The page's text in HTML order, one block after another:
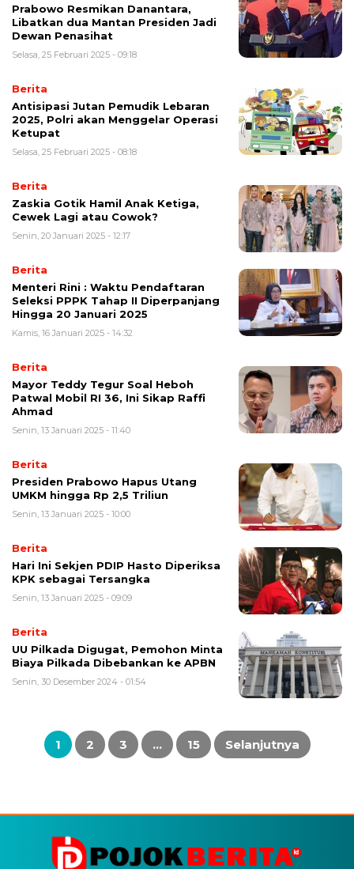
Prabowo Resmikan Danantara,
Libatkan dua Mantan Presiden Jadi
Dewan Penasihat
Selasa, 25 Februari 2025 - 09:18
Berita
Antisipasi Jutan Pemudik Lebaran
2025, Polri akan Menggelar Operasi
Ketupat
Selasa, 25 Februari 2025 - 08:18
Berita
Zaskia Gotik Hamil Anak Ketiga,
Cewek Lagi atau Cowok?
Senin, 20 Januari 2025 - 12:17
Berita
Menteri Rini : Waktu Pendaftaran
Seleksi PPPK Tahap II Diperpanjang
Hingga 20 Januari 2025
Kamis, 16 Januari 2025 - 14:32
Berita
Mayor Teddy Tegur Soal Heboh
Patwal Mobil RI 36, Ini Sikap Raffi
Ahmad
Senin, 13 Januari 2025 - 11:40
Berita
Presiden Prabowo Hapus Utang
UMKM hingga Rp 2,5 Triliun
Senin, 13 Januari 2025 - 10:00
Berita
Hari Ini Sekjen PDIP Hasto Diperiksa
KPK sebagai Tersangka
Senin, 13 Januari 2025 - 09:09
Berita
UU Pilkada Digugat, Pemohon Minta
Biaya Pilkada Dibebankan ke APBN
Senin, 30 Desember 2024 - 01:54
Paginasi
pos
1 2 3 … 15 Selanjutnya